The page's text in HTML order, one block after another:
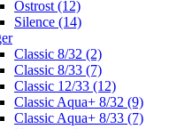
Ostrost (12)
Silence (14)
Classic 8/32 (2)
Classic 8/33 (7)
Classic 12/33 (12)
Classic Aqua+ 8/32 (9)
Classic Aqua+ 8/33 (7)